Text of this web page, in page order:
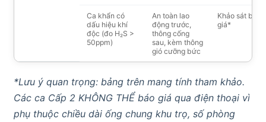
Ca khẩn có
dấu hiệu khí
độc (đo H₂S >
50ppm)
An toàn lao
động trước,
thông cống
sau, kèm thông
gió cưỡng bức
Khảo sát báo
giá*
*Lưu ý quan trọng: bảng trên mang tính tham khảo.
Các ca Cấp 2 KHÔNG THỂ báo giá qua điện thoại vì
phụ thuộc chiều dài ống chung khu trọ, số phòng